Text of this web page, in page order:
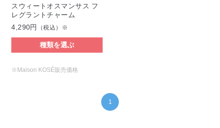
スウィートオスマンサス フ
レグラントチャーム
4,290円
（税込）※
種類を選ぶ
※Maison KOSÉ販売価格
1